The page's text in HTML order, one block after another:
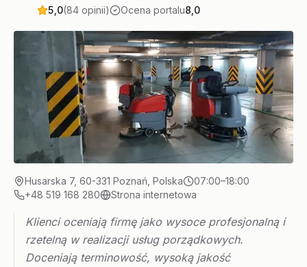
5,0(84 opinii) Ocena portalu8,0
Husarska 7, 60-331 Poznań, Polska
07:00–18:00
+48 519 168 280
Strona internetowa
Klienci oceniają firmę jako wysoce profesjonalną i
rzetelną w realizacji usług porządkowych.
Doceniają terminowość, wysoką jakość